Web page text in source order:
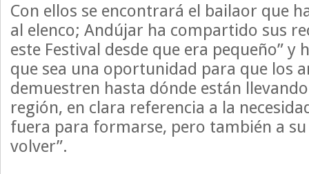
Con ellos se encontrará el bailaor que
al elenco; Andújar ha compartido sus
este Festival desde que era pequeño” y
que sea una oportunidad para que los
demuestren hasta dónde están
región, en clara referencia a la
fuera para formarse, pero también a su
volver”.